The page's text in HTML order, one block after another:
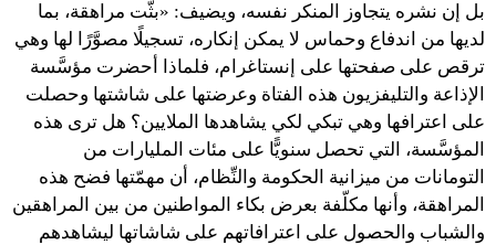
بل إن نشره يتجاوز المنكر نفسه، ويضيف: «بثّت مراهقة، بما
لديها من اندفاع وحماس لا يمكن إنكاره، تسجيلًا مصوَّرًا لها وهي
ترقص على صفحتها على إنستاغرام، فلماذا أحضرت مؤسَّسة
الإذاعة والتليفزيون هذه الفتاة وعرضتها على شاشتها وحصلت
على اعترافها وهي تبكي لكي يشاهدها الملايين؟ هل ترى هذه
المؤسَّسة، التي تحصل سنويًّا على مئات المليارات من
التومانات من ميزانية الحكومة والنِّظام، أن مهمّتها فضح هذه
المراهقة، وأنها مكلّفة بعرض بكاء المواطنين من بين المراهقين
والشباب والحصول على اعترافاتهم على شاشاتها ليشاهدهم